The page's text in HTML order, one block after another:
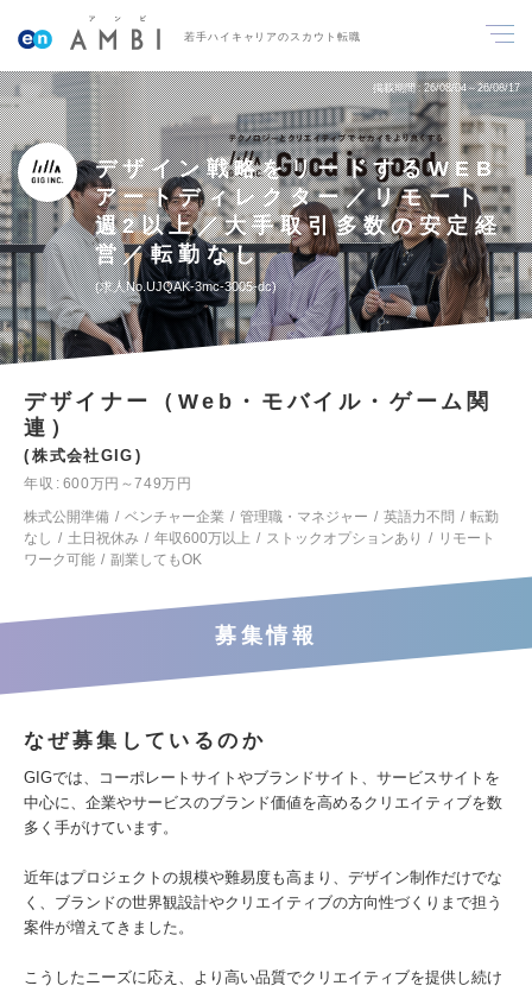
若手ハイキャリアのスカウト転職
掲載期間 26/08/04～26/08/17
デザイン戦略をリードするWEB
アートディレクター／リモート
週2以上／大手取引多数の安定経
営／転勤なし
求人No.UJQAK-3mc-3005-dc
デザイナー（Web・モバイル・ゲーム関
連）
株式会社GIG
年収
600万円～749万円
株式公開準備
ベンチャー企業 管理職・マネジャー 英語力不問
転勤
なし
土日祝休み 年収600万以上 ストックオプションあり
リモート
ワーク可能
副業してもOK
募集情報
なぜ募集しているのか
GIGでは、コーポレートサイトやブランドサイト、サービスサイトを
中心に、企業やサービスのブランド価値を高めるクリエイティブを数
多く手がけています。
近年はプロジェクトの規模や難易度も高まり、デザイン制作だけでな
く、ブランドの世界観設計やクリエイティブの方向性づくりまで担う
案件が増えてきました。
こうしたニーズに応え、より高い品質でクリエイティブを提供し続け